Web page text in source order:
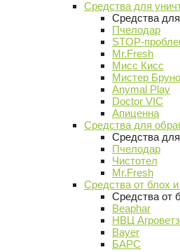
Средства для
Средства
Пчелодар
STOP-
Mr.Fresh
Мисс Кисс
Мистер Бруно
Anymal Play
Doctor VIC
Апиценна
Средства для
Средства
Пчелодар
Чистотел
Mr.Fresh
Средства от блох
Средства от
Beaphar
НВЦ
Bayer
БАРС